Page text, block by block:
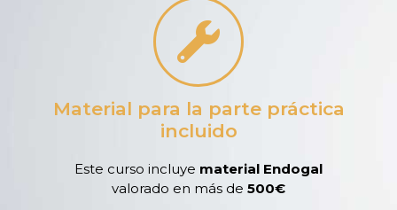
Material para la parte práctica
incluido
Este curso incluye material Endogal
valorado en más de 500€